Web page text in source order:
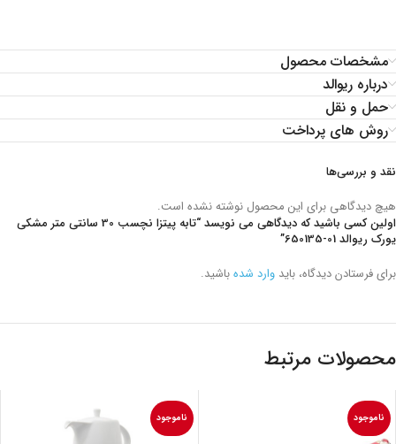
مشخصات محصول
درباره ریوالد
حمل و نقل
روش های پرداخت
نقد و بررسی‌ها
هیچ دیدگاهی برای این محصول نوشته نشده است.
اولین کسی باشید که دیدگاهی می نویسد “تابه پیتزا نچسب 30 سانتی متر مشکی
یورک ریوالد650135-01
”
برای فرستادن دیدگاه، باید وارد شدهباشید.
محصولات مرتبط
ناموجود ناموجود